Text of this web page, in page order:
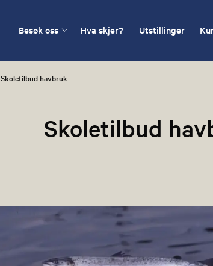
Besøk oss Hva skjer? Utstillinger
Skoletilbud havbruk
Skoletilbud